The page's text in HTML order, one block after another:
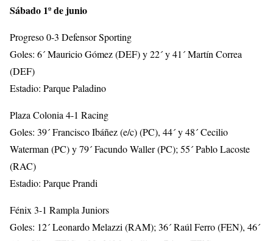
Sábado 1º de junio
Progreso 0-3 Defensor Sporting
Goles: 6´ Mauricio Gómez (DEF) y 22´ y 41´ Martín Correa
(DEF)
Estadio: Parque Paladino
Plaza Colonia 4-1 Racing
Goles: 39´ Francisco Ibáñez (e/c) (PC), 44´ y 48´ Cecilio
Waterman (PC) y 79´ Facundo Waller (PC); 55´ Pablo Lacoste
(RAC)
Estadio: Parque Prandi
Fénix 3-1 Rampla Juniors
Goles: 12´ Leonardo Melazzi (RAM); 36´ Raúl Ferro (FEN), 46´